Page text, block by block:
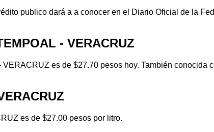
publico dará a a conocer en el Diario Oficial de la
- VERACRUZ
es de $27.70 pesos hoy. También
es de $27.00 pesos por litro.